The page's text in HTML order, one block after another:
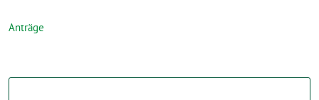
Anträge